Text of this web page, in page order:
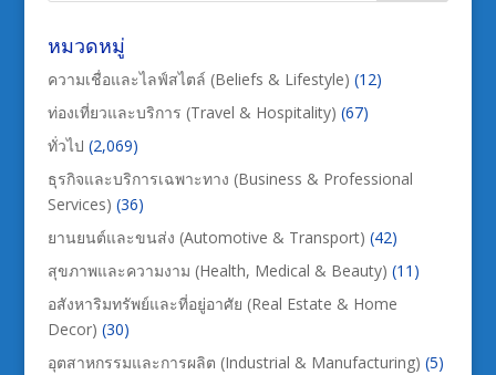
หมวดหมู่
ความเชื่อและไลฟ์สไตล์ (Beliefs & Lifestyle) (12)
ท่องเที่ยวและบริการ (Travel & Hospitality) (67)
ทั่วไป (2,069)
ธุรกิจและบริการเฉพาะทาง (Business & Professional
Services) (36)
ยานยนต์และขนส่ง (Automotive & Transport) (42)
สุขภาพและความงาม (Health, Medical & Beauty) (11)
อสังหาริมทรัพย์และที่อยู่อาศัย (Real Estate & Home
Decor) (30)
อุตสาหกรรมและการผลิต (Industrial & Manufacturing) (5)